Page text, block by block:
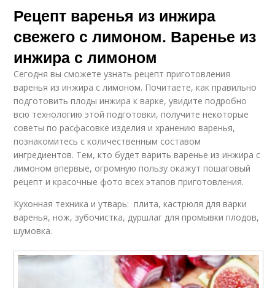
Рецепт варенья из инжира
свежего с лимоном. Варенье из
инжира с лимоном
Сегодня вы сможете узнать рецепт приготовления
варенья из инжира с лимоном. Почитаете, как правильно
подготовить плоды инжира к варке, увидите подробно
всю технологию этой подготовки, получите некоторые
советы по расфасовке изделия и хранению варенья,
познакомитесь с количественным составом
ингредиентов. Тем, кто будет варить варенье из инжира с
лимоном впервые, огромную пользу окажут пошаговый
рецепт и красочные фото всех этапов приготовления.
Кухонная техника и утварь: плита, кастрюля для варки
варенья, нож, зубочистка, дуршлаг для промывки плодов,
шумовка.